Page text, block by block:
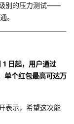
级别的压力测试——
。
1 日起，用户通过
单个红包最高可达万
表示，希望这次能